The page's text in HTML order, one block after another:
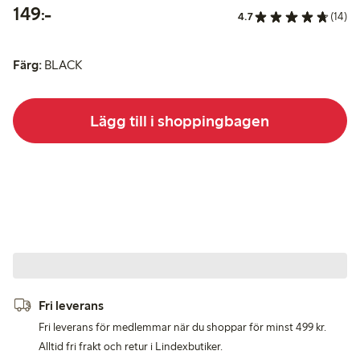
149:-149,00 kr 4.7 (14)
Färg: BLACK
Lägg till i shoppingbagen
Fri leverans
Fri leverans för medlemmar när du shoppar för minst 499 kr.
Alltid fri frakt och retur i Lindexbutiker.